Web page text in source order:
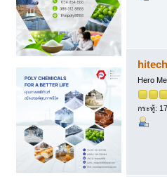
Hero
กระทู้: